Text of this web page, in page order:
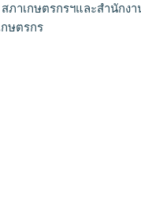
สภาเกษตรกรฯและสำนักง
ษตรกร